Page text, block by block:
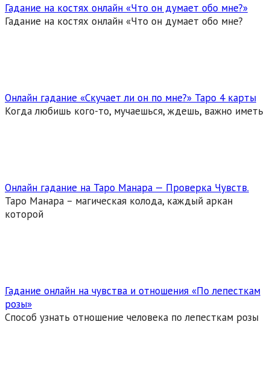
Гадание на костях онлайн «Что он думает обо мне?»
Гадание на костях онлайн «Что он думает обо мне?
Онлайн гадание «Скучает ли он по мне?» Таро 4 карты
Когда любишь кого-то, мучаешься, ждешь, важно иметь
Онлайн гадание на Таро Манара — Проверка Чувств.
Таро Манара – магическая колода, каждый аркан
которой
Гадание онлайн на чувства и отношения «По лепесткам
розы»
Способ узнать отношение человека по лепесткам розы